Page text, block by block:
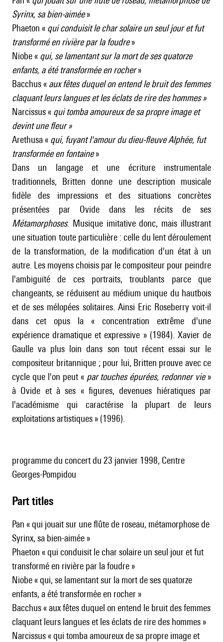
Syrinx, sa bien-aimée»
Phaeton « qui conduisit le char solaire un seul jour et fut
transformé en rivière par la foudre»
Niobe « qui, se lamentant sur la mort de ses quatorze
enfants, a été transformée en rocher»
Bacchus « aux fêtes duquel on entend le bruit des femmes
claquant leurs langues et les éclats de rire des hommes »
Narcissus « qui tomba amoureux de sa propre image et
devint une fleur »
Arethusa « qui, fuyant l'amour du dieu-fleuve Alphée, fut
transformée en fontaine»
Dans un langage et une écriture instrumentale
traditionnels, Britten donne une description musicale
fidèle des impressions et des situations concrètes
présentées par Ovide dans les récits de ses
Métamorphoses. Musique imitative donc, mais illustrant
une situation toute particulière : celle du lent déroulement
de la transformation, de la modification d'un état à un
autre. Les moyens choisis par le compositeur pour peindre
l'ambiguïté de ces portraits, troublants parce que
changeants, se réduisent au médium unique du hautbois
et de ses mélopées solitaires. Ainsi Eric Roseberry voit-il
dans cet opus la « concentration extrême d'une
expérience dramatique et expressive » (1984). Xavier de
Gaulle va plus loin dans son tout récent essai sur le
compositeur britannique ; pour lui, Britten prouve avec ce
cycle que l'on peut « par touches épurées, redonner vie»
à Ovide et à ses « figures, devenues hiératiques par
l'académisme qui caractérise la plupart de leurs
exploitations artistiques » (1996).
programme du concert du 23 janvier 1998, Centre
Georges-Pompidou
Part titles
Pan « qui jouait sur une flûte de roseau, métamorphose de
Syrinx, sa bien-aimée »
Phaeton « qui conduisit le char solaire un seul jour et fut
transformé en rivière par la foudre »
Niobe « qui, se lamentant sur la mort de ses quatorze
enfants, a été transformée en rocher »
Bacchus « aux fêtes duquel on entend le bruit des femmes
claquant leurs langues et les éclats de rire des hommes »
Narcissus « qui tomba amoureux de sa propre image et